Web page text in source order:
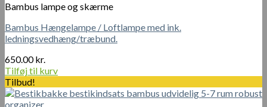
Bambus lampe og skærme
Bambus Hængelampe / Loftlampe med ink.
ledningsvedhæng/træbund.
650.00kr.
Tilføj til kurv
Tilbud!